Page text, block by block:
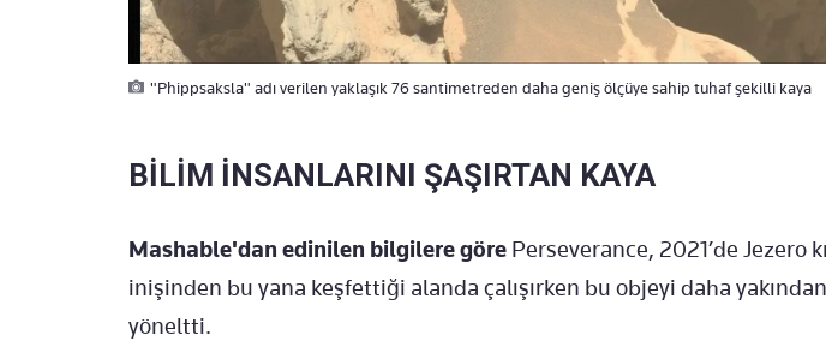
"Phippsaksla" adı verilen yaklaşık 76 santimetreden daha geniş ölçüye sahip tuhaf şekilli kaya
BİLİM İNSANLARINI ŞAŞIRTAN KAYA
Mashable'dan edinilen bilgilere göre Perseverance, 2021’de Jezero
inişinden bu yana keşfettiği alanda çalışırken bu objeyi daha
yöneltti.